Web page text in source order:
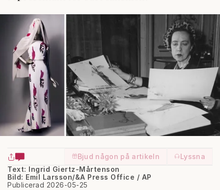
Bjud någon på artikeln
Lyssna
Text: Ingrid Giertz-Mårtenson
Publicerad 2026-05-25
Bild: Emil Larsson/&A Press Office / AP